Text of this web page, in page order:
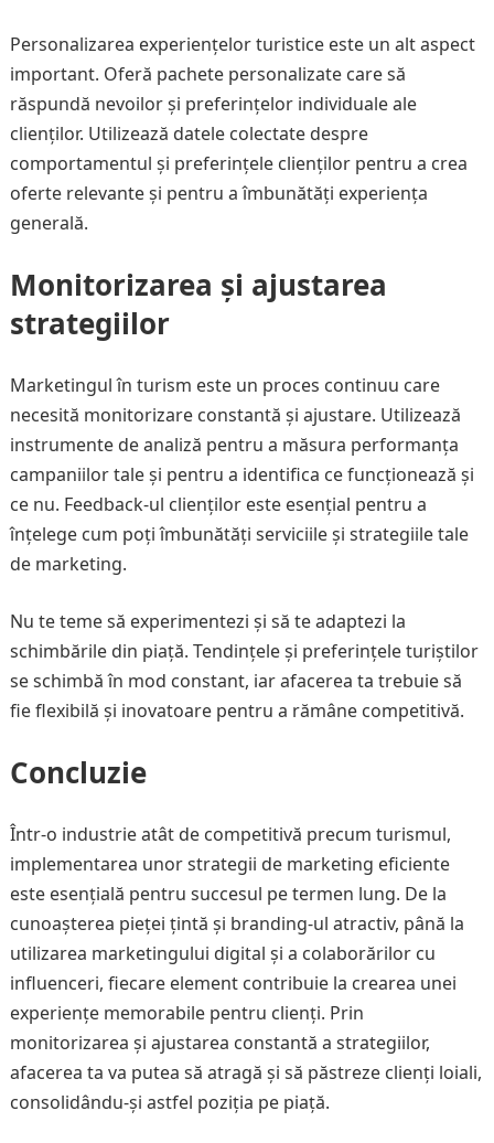
Personalizarea experiențelor turistice este un alt aspect
important. Oferă pachete personalizate care să
răspundă nevoilor și preferințelor individuale ale
clienților. Utilizează datele colectate despre
comportamentul și preferințele clienților pentru a crea
oferte relevante și pentru a îmbunătăți experiența
generală.
Monitorizarea și ajustarea
strategiilor
Marketingul în turism este un proces continuu care
necesită monitorizare constantă și ajustare. Utilizează
instrumente de analiză pentru a măsura performanța
campaniilor tale și pentru a identifica ce funcționează și
ce nu. Feedback-ul clienților este esențial pentru a
înțelege cum poți îmbunătăți serviciile și strategiile tale
de marketing.
Nu te teme să experimentezi și să te adaptezi la
schimbările din piață. Tendințele și preferințele turiștilor
se schimbă în mod constant, iar afacerea ta trebuie să
fie flexibilă și inovatoare pentru a rămâne competitivă.
Concluzie
Într-o industrie atât de competitivă precum turismul,
implementarea unor strategii de marketing eficiente
este esențială pentru succesul pe termen lung. De la
cunoașterea pieței țintă și branding-ul atractiv, până la
utilizarea marketingului digital și a colaborărilor cu
influenceri, fiecare element contribuie la crearea unei
experiențe memorabile pentru clienți. Prin
monitorizarea și ajustarea constantă a strategiilor,
afacerea ta va putea să atragă și să păstreze clienți loiali,
consolidându-și astfel poziția pe piață.